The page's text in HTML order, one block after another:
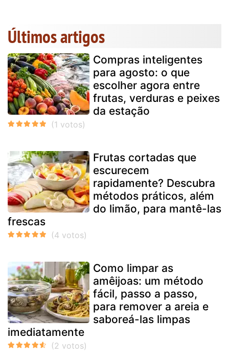
Últimos artigos
Compras inteligentes
para agosto: o que
escolher agora entre
frutas, verduras e peixes
da estação
Frutas cortadas que
escurecem
rapidamente? Descubra
métodos práticos, além
do limão, para mantê-las
frescas
Como limpar as
amêijoas: um método
fácil, passo a passo,
para remover a areia e
saboreá-las limpas
imediatamente